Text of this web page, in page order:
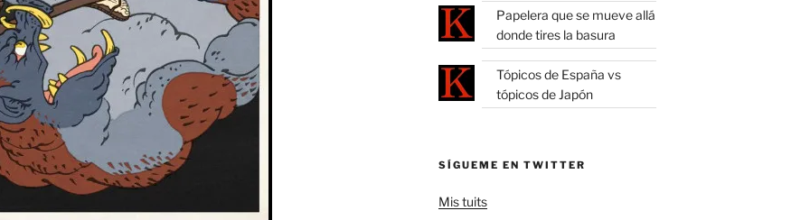
Papelera que se mueve allá
donde tires la basura
Tópicos de España vs
tópicos de Japón
SÍGUEME EN TWITTER
Mis tuits